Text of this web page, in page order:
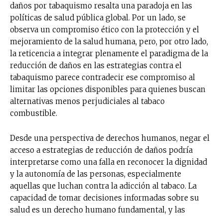
daños por tabaquismo resalta una paradoja en las
políticas de salud pública global. Por un lado, se
observa un compromiso ético con la protección y el
mejoramiento de la salud humana, pero, por otro lado,
la reticencia a integrar plenamente el paradigma de la
reducción de daños en las estrategias contra el
tabaquismo parece contradecir ese compromiso al
limitar las opciones disponibles para quienes buscan
alternativas menos perjudiciales al tabaco
combustible.
Desde una perspectiva de derechos humanos, negar el
acceso a estrategias de reducción de daños podría
interpretarse como una falla en reconocer la dignidad
y la autonomía de las personas, especialmente
aquellas que luchan contra la adicción al tabaco. La
capacidad de tomar decisiones informadas sobre su
salud es un derecho humano fundamental, y las